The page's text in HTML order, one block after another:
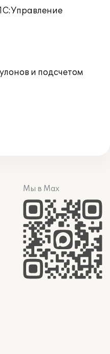
и подсчетом
Мы в Max